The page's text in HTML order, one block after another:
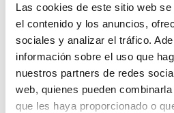
Las cookies de este sitio web
el contenido y los anuncios,
sociales y analizar el tráfico.
información sobre el uso que
nuestros partners de redes
web, quienes pueden
que les haya proporcionado o
recibió el
dilatada trayectoria de
arbitraje, los últimos 36
la máxima categoría del
español como árbitro y